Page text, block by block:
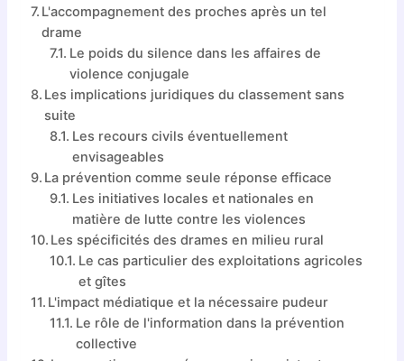
L'accompagnement des proches après un tel
drame
Le poids du silence dans les affaires de
violence conjugale
Les implications juridiques du classement sans
suite
Les recours civils éventuellement
envisageables
La prévention comme seule réponse efficace
Les initiatives locales et nationales en
matière de lutte contre les violences
Les spécificités des drames en milieu rural
Le cas particulier des exploitations agricoles
et gîtes
L'impact médiatique et la nécessaire pudeur
Le rôle de l'information dans la prévention
collective